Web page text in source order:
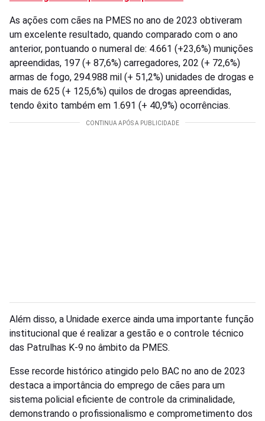
As ações com cães na PMES no ano de 2023 obtiveram
um excelente resultado, quando comparado com o ano
anterior, pontuando o numeral de: 4.661 (+23,6%) munições
apreendidas, 197 (+ 87,6%) carregadores, 202 (+ 72,6%)
armas de fogo, 294.988 mil (+ 51,2%) unidades de drogas e
mais de 625 (+ 125,6%) quilos de drogas apreendidas,
tendo êxito também em 1.691 (+ 40,9%) ocorrências.
Além disso, a Unidade exerce ainda uma importante função
institucional que é realizar a gestão e o controle técnico
das Patrulhas K-9 no âmbito da PMES.
Esse recorde histórico atingido pelo BAC no ano de 2023
destaca a importância do emprego de cães para um
sistema policial eficiente de controle da criminalidade,
demonstrando o profissionalismo e comprometimento dos